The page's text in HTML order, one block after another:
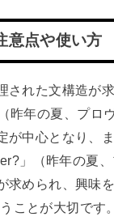
意点や使い方
された文構造が
昨年の夏、プロ
が中心となり、
」（昨年の夏
求められ、興味
ことが大切です。